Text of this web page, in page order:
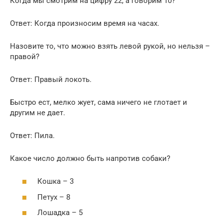
Ответ: Когда произносим время на часах.
Назовите то, что можно взять левой рукой, но нельзя –
правой?
Ответ: Правый локоть.
Быстро ест, мелко жует, сама ничего не глотает и
другим не дает.
Ответ: Пила.
Какое число должно быть напротив собаки?
Кошка – 3
Петух – 8
Лошадка – 5